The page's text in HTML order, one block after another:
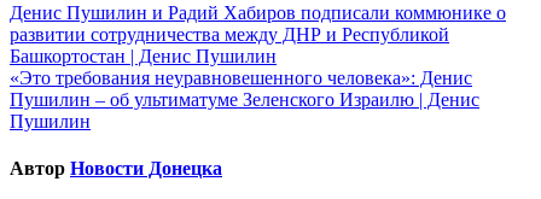
Навигация
по
записям
Денис Пушилин и Радий Хабиров подписали коммюнике о
развитии сотрудничества между ДНР и Республикой
Башкортостан | Денис Пушилин
«Это требования неуравновешенного человека»: Денис
Пушилин – об ультиматуме Зеленского Израилю | Денис
Пушилин
Автор Новости Донецка